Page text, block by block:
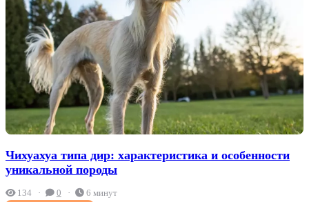
Чихуахуа типа дир: характеристика и особенности
уникальной породы
134 0 6 минут